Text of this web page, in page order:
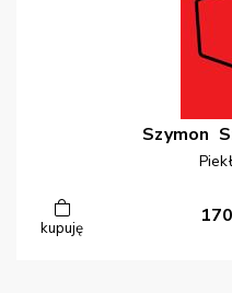
Szymon
kupuję